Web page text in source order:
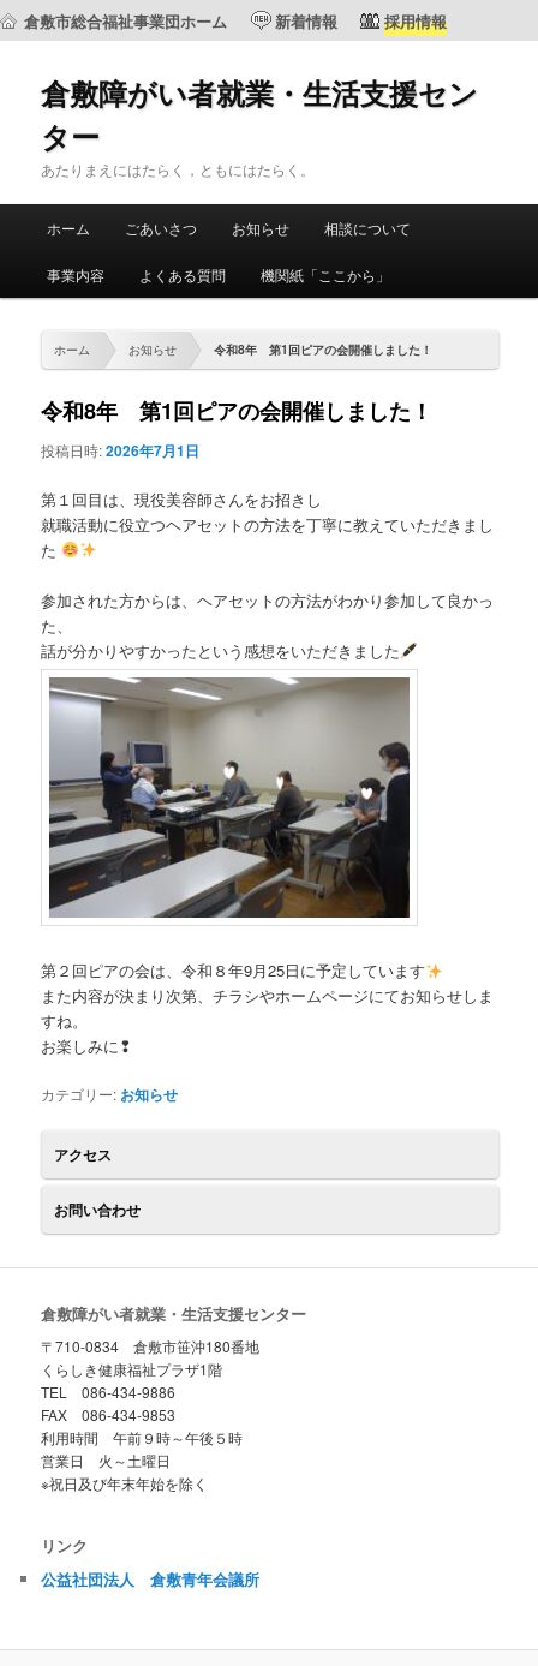
倉敷市総合福祉事業団ホーム 新着情報 採用情報
倉敷障がい者就業・生活支援セン
ター
あたりまえにはたらく，ともにはたらく。
メ
メ
イ
テ
ン
ツ
へ
移
サ
ブ
ン
ツ
へ
移
動
ホーム ごあいさつ お知らせ 相談について
事業内容 よくある質問 機関紙「ここから」
ホーム お知らせ 令和8年 第1回ピアの会開催しました！
令和8年 第1回ピアの会開催しました！
投稿日時:2026年7月1日
第１回目は、現役美容師さんをお招きし
就職活動に役立つヘアセットの方法を丁寧に教えていただきまし
た
参加された方からは、ヘアセットの方法がわかり参加して良かっ
た、
話が分かりやすかったという感想をいただきました
第２回ピアの会は、令和８年9月25日に予定しています
また内容が決まり次第、チラシやホームページにてお知らせしま
すね。
お楽しみに❢
カテゴリー: お知らせ
アクセス
お問い合わせ
倉敷障がい者就業・生活支援センター
〒710-0834 倉敷市笹沖180番地
くらしき健康福祉プラザ1階
TEL 086-434-9886
FAX 086-434-9853
利用時間 午前９時～午後５時
営業日 火～土曜日
※祝日及び年末年始を除く
リンク
公益社団法人 倉敷青年会議所